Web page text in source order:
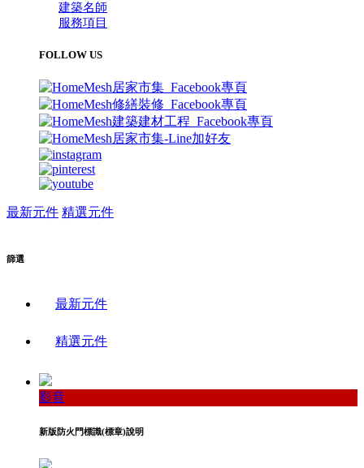
建築名師
服務項目
FOLLOW US
最新元件 精選元件
篩選
最新元件
精選元件
影音
新版防火門標識(標章)說明